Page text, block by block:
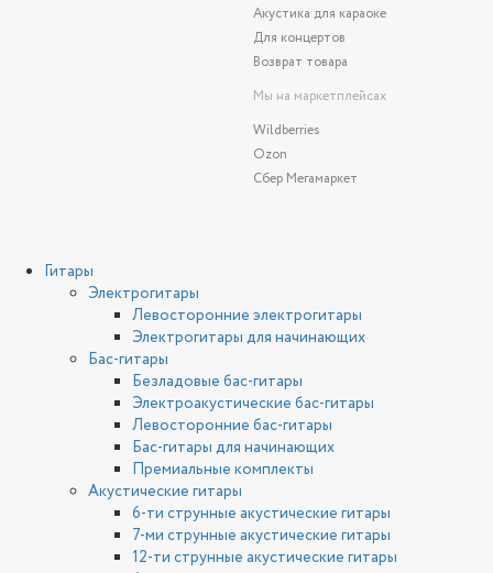
Акустика для караоке
Для концертов
Возврат товара
Мы на маркетплейсах
Wildberries
Ozon
Сбер Мегамаркет
Гитары
Электрогитары
Левосторонние электрогитары
Электрогитары для начинающих
Бас-гитары
Безладовые бас-гитары
Электроакустические бас-гитары
Левосторонние бас-гитары
Бас-гитары для начинающих
Премиальные комплекты
Акустические гитары
6-ти струнные акустические гитары
7-ми струнные акустические гитары
12-ти струнные акустические гитары